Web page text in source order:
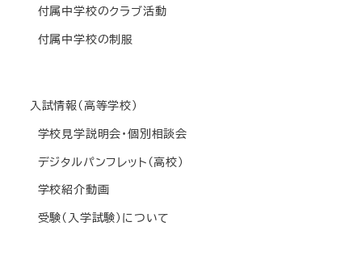
付属中学校のクラブ活動
付属中学校の制服
入試情報(高等学校)
学校見学説明会・個別相談会
デジタルパンフレット(高校)
学校紹介動画
受験(入学試験)について